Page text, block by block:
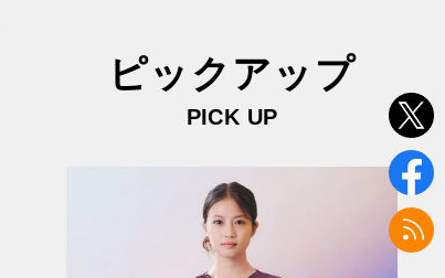
ピックアップ
PICK UP